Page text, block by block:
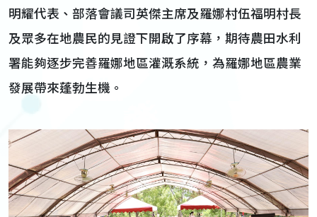
明耀代表、部落會議司英傑主席及羅娜村伍福明村長
及眾多在地農民的見證下開啟了序幕，期待農田水利
署能夠逐步完善羅娜地區灌溉系統，為羅娜地區農業
發展帶來蓬勃生機。